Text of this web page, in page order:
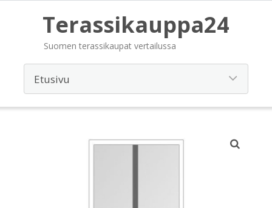
Terassikauppa24
Suomen terassikaupat vertailussa